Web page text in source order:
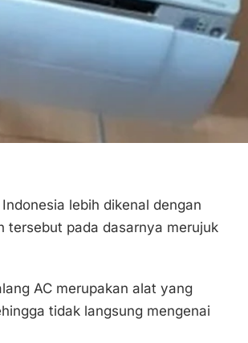
lebih dikenal dengan
tersebut pada dasarnya merujuk
AC merupakan alat yang
tidak langsung mengenai